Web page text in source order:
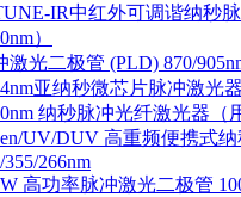
IR中红外可调谐纳秒
）
激光二极管 (PLD) 870/
亚纳秒微芯片脉冲激光
纳秒脉冲光纤激光器（
UV/DUV 高重频便携式
355/266nm
高功率脉冲激光二极管